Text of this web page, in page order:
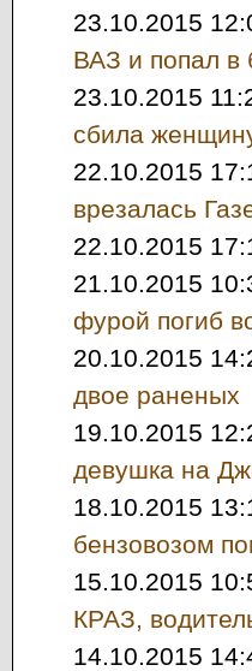
23.10.2015
ВАЗ и попал в
23.10.2015
сбила
22.10.2015
врезалась
22.10.2015
21.10.2015
фурой погиб
20.10.2015
двое раненых
19.10.2015
девушка на
18.10.2015
бензовозом
15.10.2015
КРАЗ,
14.10.2015